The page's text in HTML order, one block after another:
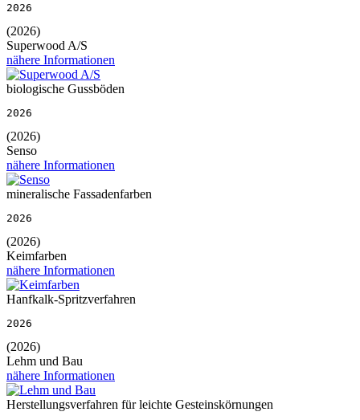
2026
(2026)
Superwood A/S
nähere Informationen
biologische Gussböden
2026
(2026)
Senso
nähere Informationen
mineralische Fassadenfarben
2026
(2026)
Keimfarben
nähere Informationen
Hanfkalk-Spritzverfahren
2026
(2026)
Lehm und Bau
nähere Informationen
Herstellungsverfahren für leichte Gesteinskörnungen